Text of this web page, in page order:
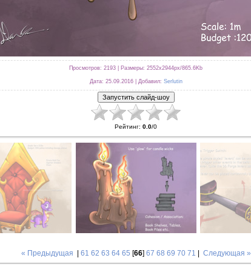
Просмотров: 2193 | Размеры: 2552x2944px/865.6Kb
Дата: 25.09.2016 | Добавил: Serlutin
Рейтинг: 0.0/0
« Предыдущая 61 62 63 64 65 [66] 67 68 69 70 71 Следующая »